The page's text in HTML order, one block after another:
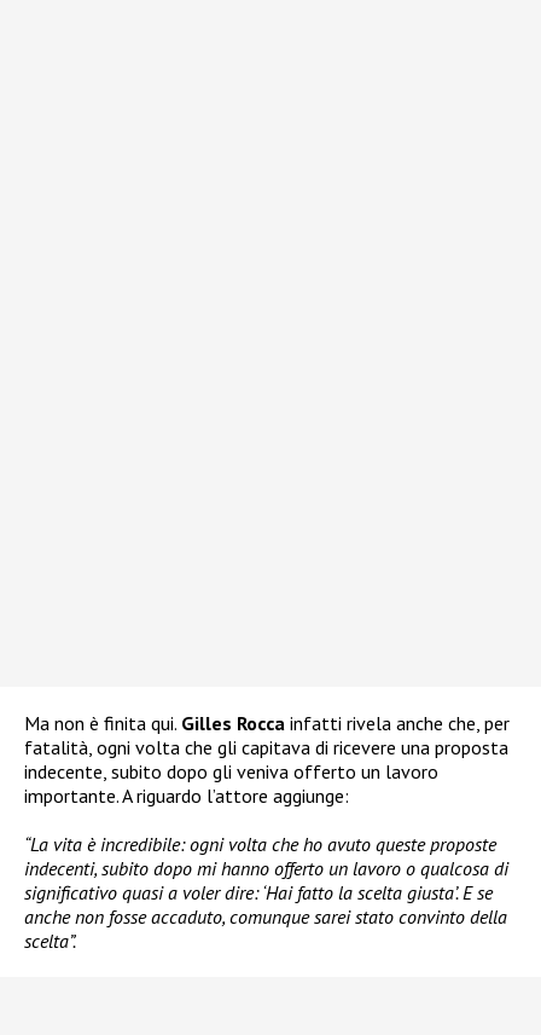
Ma non è finita qui. Gilles Rocca infatti rivela anche che, per
fatalità, ogni volta che gli capitava di ricevere una proposta
indecente, subito dopo gli veniva offerto un lavoro
importante. A riguardo l’attore aggiunge:
“La vita è incredibile: ogni volta che ho avuto queste proposte
indecenti, subito dopo mi hanno offerto un lavoro o qualcosa di
significativo quasi a voler dire: ‘Hai fatto la scelta giusta’. E se
anche non fosse accaduto, comunque sarei stato convinto della
scelta”.